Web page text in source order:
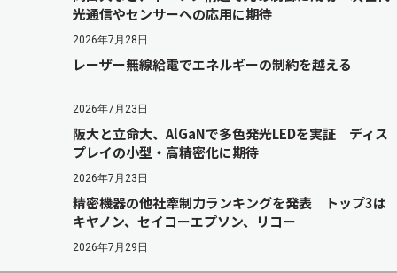
光通信やセンサーへの応用に期待
2026年7月28日
レーザー無線給電でエネルギーの制約を越える
2026年7月23日
阪大と立命大、AlGaNで多色発光LEDを実証 ディス
プレイの小型・高精密化に期待
2026年7月23日
精密機器の他社牽制力ランキングを発表 トップ3は
キヤノン、セイコーエプソン、リコー
2026年7月29日